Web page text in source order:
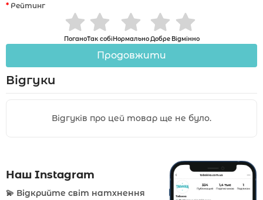
Рейтинг
ПоганоТак собіНормальноДобре Відмінно
Продовжити
Відгуки
Відгуків про цей товар ще не було.
Наш Instagram
💫 Відкрийте світ натхнення